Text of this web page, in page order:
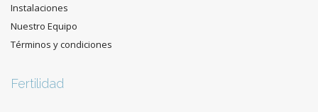
Instalaciones
Nuestro Equipo
Términos y condiciones
Fertilidad